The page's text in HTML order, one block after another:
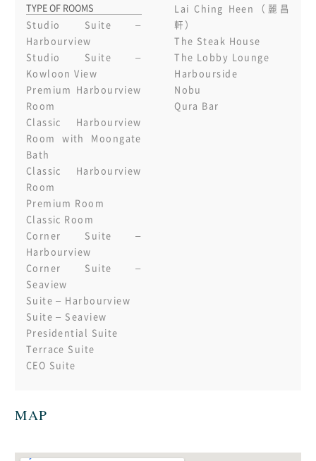
TYPE OF ROOMS
Studio Suite –
Harbourview
Studio Suite –
Kowloon View
Premium Harbourview
Room
Classic Harbourview
Room with Moongate
Bath
Classic Harbourview
Room
Premium Room
Classic Room
Corner Suite –
Harbourview
Corner Suite –
Seaview
Suite – Harbourview
Suite – Seaview
Presidential Suite
Terrace Suite
CEO Suite
Lai Ching Heen（麗昌
軒）
The Steak House
The Lobby Lounge
Harbourside
Nobu
Qura Bar
MAP